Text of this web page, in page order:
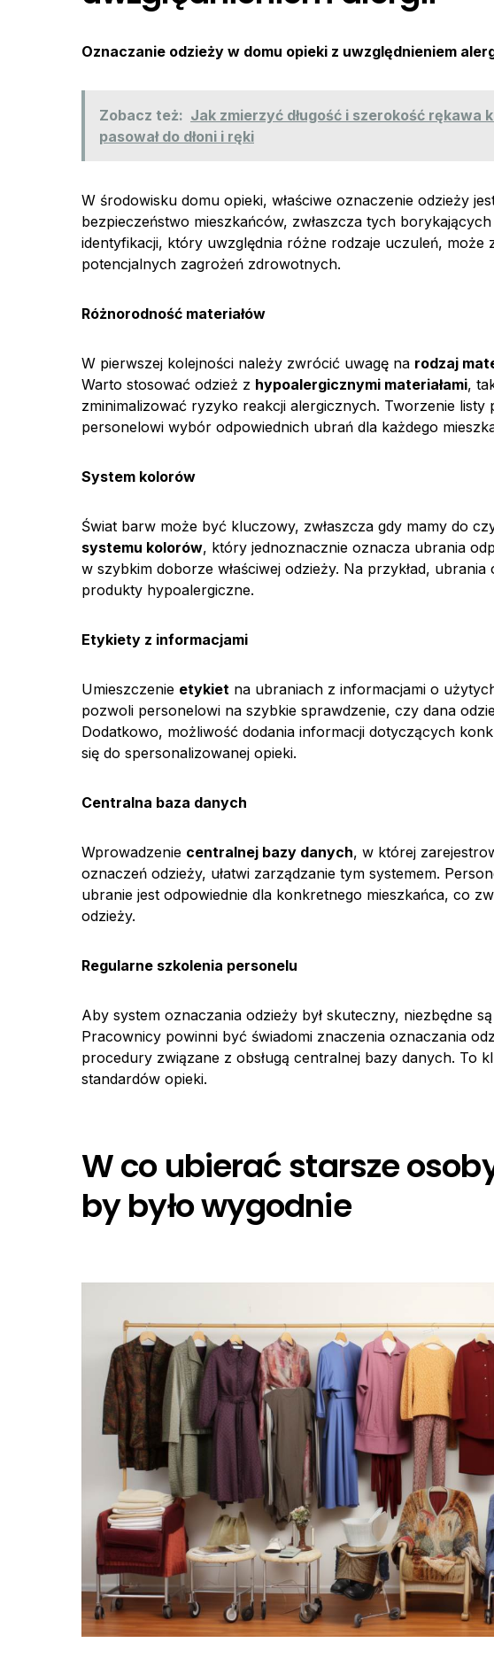
Oznaczanie odzieży w domu opieki z uwzględnieniem
Zobacz też: Jak zmierzyć długość i szerokość
pasował do dłoni i ręki
W środowisku domu opieki, właściwe oznaczenie odzieży
bezpieczeństwo mieszkańców, zwłaszcza tych
identyfikacji, który uwzględnia różne rodzaje uczuleń,
potencjalnych zagrożeń zdrowotnych.
Różnorodność materiałów
W pierwszej kolejności należy zwrócić uwagę na rodzaj
Warto stosować odzież z hypoalergicznymi materiałami,
zminimalizować ryzyko reakcji alergicznych. Tworzenie listy
personelowi wybór odpowiednich ubrań dla każdego
System kolorów
Świat barw może być kluczowy, zwłaszcza gdy mamy do
systemu kolorów, który jednoznacznie oznacza ubrania
w szybkim doborze właściwej odzieży. Na przykład,
produkty hypoalergiczne.
Etykiety z informacjami
Umieszczenie etykiet na ubraniach z informacjami o
pozwoli personelowi na szybkie sprawdzenie, czy dana
Dodatkowo, możliwość dodania informacji dotyczących
się do spersonalizowanej opieki.
Centralna baza danych
Wprowadzenie centralnej bazy danych, w której
oznaczeń odzieży, ułatwi zarządzanie tym systemem.
ubranie jest odpowiednie dla konkretnego mieszkańca, co
odzieży.
Regularne szkolenia personelu
Aby system oznaczania odzieży był skuteczny, niezbędne są
Pracownicy powinni być świadomi znaczenia oznaczania
procedury związane z obsługą centralnej bazy danych. To
standardów opieki.
W co ubierać starsze
by było wygodnie